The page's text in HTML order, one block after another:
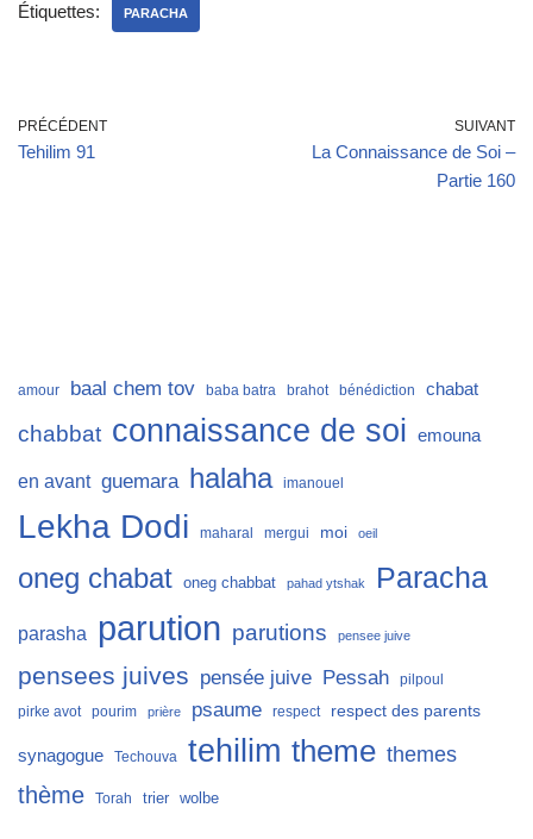
Étiquettes: PARACHA
PRÉCÉDENT
Tehilim 91
SUIVANT
La Connaissance de Soi –
Partie 160
amour baal chem tov baba batra brahot bénédiction chabat
chabbat connaissance de soi emouna
en avant guemara halaha imanouel
Lekha Dodi maharal mergui moi oeil
oneg chabat oneg chabbat pahad ytshak Paracha
parasha parution parutions pensee juive
pensees juives pensée juive Pessah
pilpoul
pirke avot
pourim prière psaume respect respect des parents
synagogue Techouva tehilim theme themes
thème Torah trier wolbe